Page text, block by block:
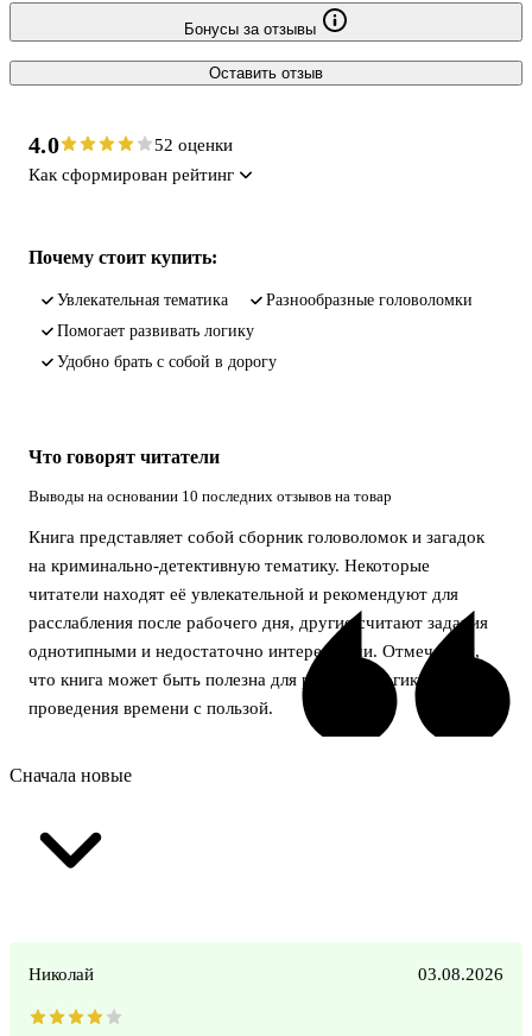
Бонусы за отзывы
Оставить отзыв
4.0
52 оценки
Как сформирован рейтинг
Почему стоит купить:
увлекательная тематика
разнообразные головоломки
помогает развивать логику
удобно брать с собой в дорогу
Что говорят читатели
Выводы на основании 10 последних отзывов на товар
Книга представляет собой сборник головоломок и загадок
на криминально-детективную тематику. Некоторые
читатели находят её увлекательной и рекомендуют для
расслабления после рабочего дня, другие считают задания
однотипными и недостаточно интересными. Отмечается,
что книга может быть полезна для развития логики и
проведения времени с пользой.
Сначала новые
Николай 03.08.2026